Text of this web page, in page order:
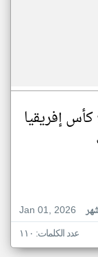
إفريقيا
Jan 01, 2026
عدد الكلمات: ١١٠